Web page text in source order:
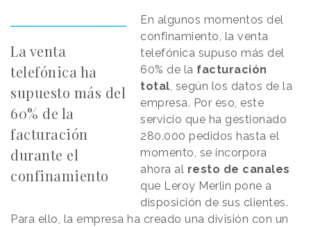
La venta
telefónica ha
supuesto más del
60% de la
facturación
durante el
confinamiento
En algunos momentos del
confinamiento, la venta
telefónica supuso más del
60% de la facturación
total, según los datos de la
empresa. Por eso, este
servicio que ha gestionado
280.000 pedidos hasta el
momento, se incorpora
ahora al resto de canales
que Leroy Merlin pone a
disposición de sus clientes.
Para ello, la empresa ha creado una división con un